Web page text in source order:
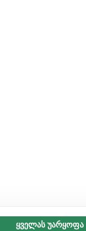
ყველას უარყოფა